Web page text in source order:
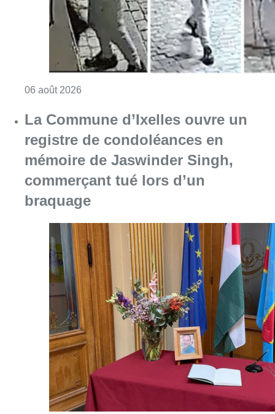
06 août 2026
La Commune d’Ixelles ouvre un
registre de condoléances en
mémoire de Jaswinder Singh,
commerçant tué lors d’un
braquage